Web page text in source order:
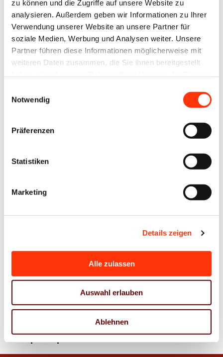
zu können und die Zugriffe auf unsere Website zu
analysieren. Außerdem geben wir Informationen zu Ihrer
Verwendung unserer Website an unsere Partner für
soziale Medien, Werbung und Analysen weiter. Unsere
Partner führen diese Informationen möglicherweise mit
weiteren Daten zusammen, die Sie ihnen bereitgestellt
Notwendig
Präferenzen
Statistiken
Marketing
Details zeigen
Alle zulassen
Auswahl erlauben
Ablehnen
19. Januar 2023 17. Januar 2023
Aufruf zur
Gestaltungswettbewerb
und
10. Januar 2023
Girls‘Day am
04. Januar 2023
Ansprechpartner